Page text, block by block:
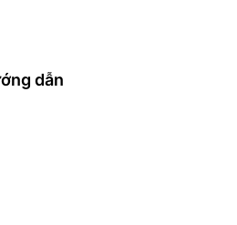
dẫn